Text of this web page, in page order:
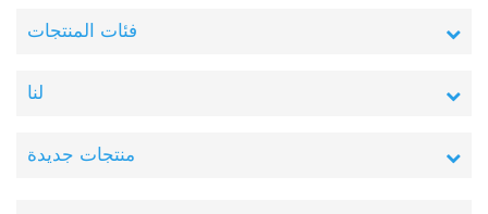
فئات المنتجات
لنا
منتجات جديدة